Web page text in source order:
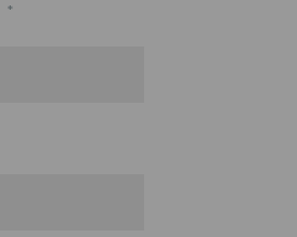
*